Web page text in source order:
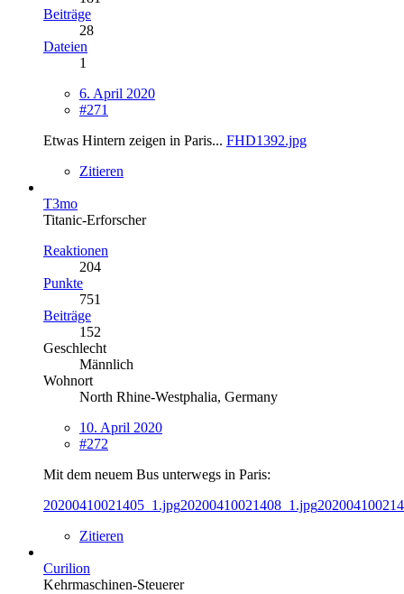
Beiträge
28
Dateien
1
6. April 2020
#271
Etwas Hintern zeigen in Paris... FHD1392.jpg
Zitieren
T3mo
Titanic-Erforscher
Reaktionen
204
Punkte
751
Beiträge
152
Geschlecht
Männlich
Wohnort
North Rhine-Westphalia, Germany
10. April 2020
#272
Mit dem neuem Bus unterwegs in Paris:
20200410021405_1.jpg20200410021408_1.jpg
Zitieren
Curilion
Kehrmaschinen-Steuerer